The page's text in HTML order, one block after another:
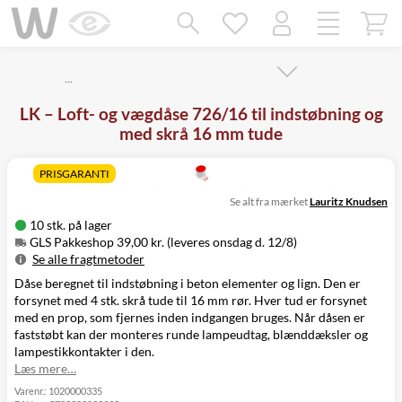
…
LK – Loft- og vægdåse 726/16 til indstøbning og
med skrå 16 mm tude
PRISGARANTI
10 stk. på lager
GLS Pakkeshop 39,00 kr. (leveres onsdag d. 12/8)
Se alle fragtmetoder
Metode
Pris
Leveres
GLS Pakkeshop
39,00 kr.
Onsdag d. 12/8
GLS
Hjemmelevering
49,00 kr.
Onsdag d. 12/8
GLS Erhverv
49,00 kr.
Direkte levering
Click&Collect i
Se alt fra mærketLauritz Knudsen
Dåse beregnet til indstøbning i beton elementer og lign. Den er
forsynet med 4 stk. skrå tude til 16 mm rør. Hver tud er forsynet
med en prop, som fjernes inden indgangen bruges. Når dåsen er
faststøbt kan der monteres runde lampeudtag, blænddæksler og
lampestikkontakter i den.
Læs mere…
Varenr.: 1020000335
Mangler chatten?
Ret samtykke!